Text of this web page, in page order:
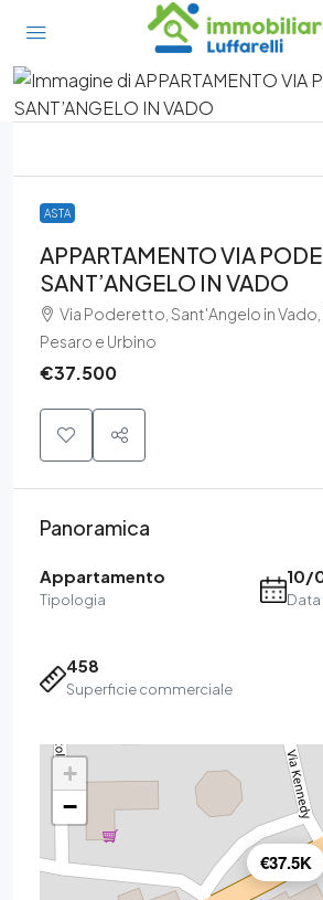
ASTA
APPARTAMENTO VIA
SANT’ANGELO IN VADO
Via Poderetto, Sant'Angelo in Vado,
Pesaro e Urbino
€37.500
Panoramica
Appartamento
Tipologia
10/
458
Superficie commerciale
€37.5K
+
−